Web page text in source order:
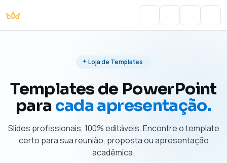
Loja de Templates
Templates de PowerPoint
para cada apresentação.
Slides profissionais, 100% editáveis. Encontre o template
certo para sua reunião, proposta ou apresentação
acadêmica.